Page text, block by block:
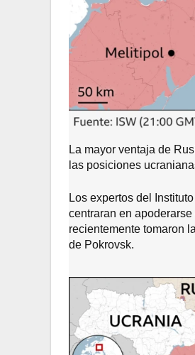
La mayor ventaja de
las posiciones
Los expertos del
centraran en
recientemente tomaron
de Pokrovsk.